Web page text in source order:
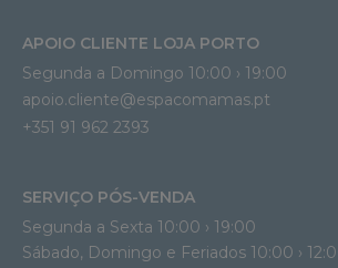
APOIO CLIENTE LOJA PORTO
Segunda a Domingo 10:00 › 19:00
apoio.cliente@espacomamas.pt
+351 91 962 2393
SERVIÇO PÓS-VENDA
Segunda a Sexta 10:00 › 19:00
Sábado, Domingo e Feriados 10:00 ›